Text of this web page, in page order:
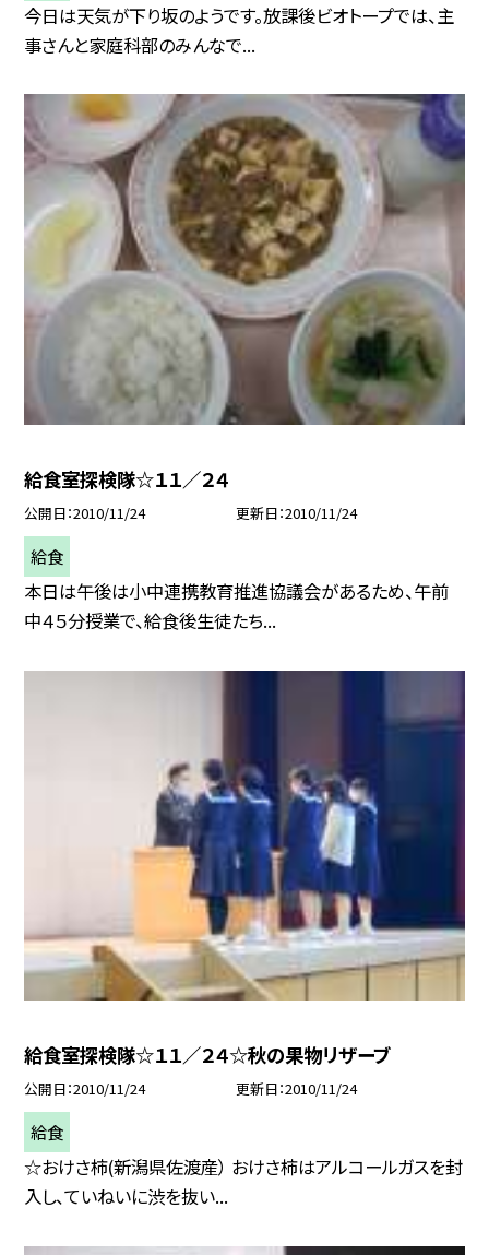
今日は天気が下り坂のようです。放課後ビオトープでは、主
事さんと家庭科部のみんなで...
給食室探検隊☆１１／２４
公開日 2010/11/24 更新日 2010/11/24
給食
本日は午後は小中連携教育推進協議会があるため、午前
中４５分授業で、給食後生徒たち...
給食室探検隊☆１１／２４☆秋の果物リザーブ
公開日 2010/11/24 更新日 2010/11/24
給食
☆おけさ柿(新潟県佐渡産） おけさ柿はアルコールガスを封
入し、ていねいに渋を抜い...